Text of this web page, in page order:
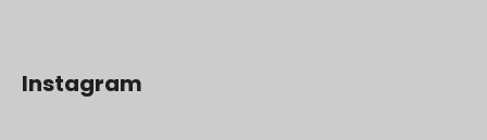
Instagram